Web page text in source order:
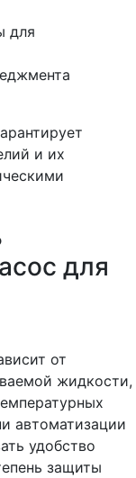
для
и их
для
от
жидкости,
автоматизации
удобство
защиты